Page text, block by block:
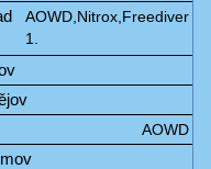
AOWD,Nitrox,Freediver
1.
AOWD